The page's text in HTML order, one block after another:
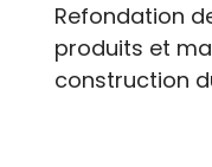
Refondation
produits et
construction